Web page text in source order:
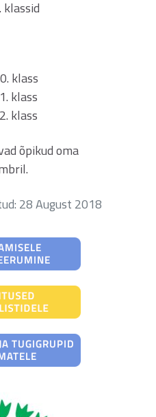
klass
klass
klass
õpikud oma
28 August 2018